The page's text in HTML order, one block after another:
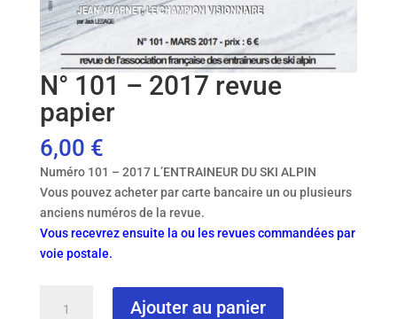
N° 101 – 2017 revue
papier
6,00 €
Numéro 101 – 2017 L’ENTRAINEUR DU SKI ALPIN
Vous pouvez acheter par carte bancaire un ou plusieurs
anciens numéros de la revue.
Vous recevrez ensuite la ou les revues commandées par
voie postale.
Ajouter au panier